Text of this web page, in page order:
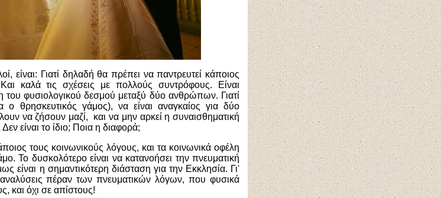
είναι: Γιατί δηλαδή θα πρέπει να παντρευτεί κάποιος
καλά τις σχέσεις με πολλούς συντρόφους. Είναι
του φυσιολογικού δεσμού μεταξύ δύο ανθρώπων. Γιατί
θρησκευτικός γάμος), να είναι αναγκαίος για δύο
να ζήσουν μαζί, και να μην αρκεί η συναισθηματική
είναι το ίδιο; Ποια η διαφορά;
τους κοινωνικούς λόγους, και τα κοινωνικά οφέλη
Το δυσκολότερο είναι να κατανοήσει την πνευματική
είναι η σημαντικότερη διάσταση για την Εκκλησία. Γι'
πέραν των πνευματικών λόγων, που φυσικά
και όχι σε απίστους!